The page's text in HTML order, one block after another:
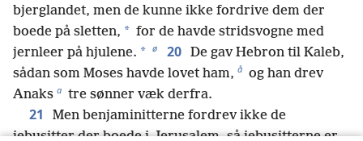
bjerglandet, men de kunne ikke fordrive dem der
boede på sletten, * for de havde stridsvogne med
jernleer på hjulene. * ø 20 De gav Hebron til Kaleb,
sådan som Moses havde lovet ham, å og han drev
Anaks a tre sønner væk derfra.
21
Men benjaminitterne fordrev ikke de
jebusitter der boede i Jerusalem, så jebusitterne er